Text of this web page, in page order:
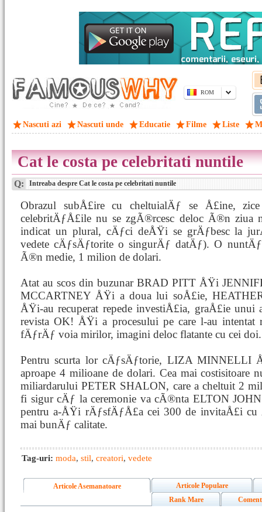
ROM
Nascuti azi Nascuti unde Educatie Filme Liste
Cat le costa pe celebritati nuntile
Q: Intreaba despre Cat le costa pe celebritati nuntile
Obrazul subÅ£ire cu cheltuialÄƒ se Å£ine,
celebritÄƒÅ£ile nu se zgÃ®rcesc deloc Ã®n
indicat un plural, cÄƒci deÅŸi se grÄƒbesc la
vedete cÄƒsÄƒtorite o singurÄƒ datÄƒ). O
Ã®n medie, 1 milion de dolari.
Atat au scos din buzunar BRAD PITT ÅŸi
MCCARTNEY ÅŸi a doua lui soÅ£ie,
ÅŸi-au recuperat repede investiÅ£ia, graÅ£ie
revista OK! ÅŸi a procesului pe care l-au intentat
fÄƒrÄƒ voia mirilor, imagini deloc flatante cu cei doi.
Pentru scurta lor cÄƒsÄƒtorie, LIZA MINNELLI
aproape 4 milioane de dolari. Cea mai costisitoare
miliardarului PETER SHALON, care a cheltuit 2
fi sigur cÄƒ la ceremonie va cÃ®nta ELTON
pentru a-ÅŸi rÄƒsfÄƒÅ£a cei 300 de invitaÅ£i cu
mai bunÄƒ calitate.
Tag-uri: moda, stil, creatori, vedete
Articole Asemanatoare
Articole Populare
Rank Mare